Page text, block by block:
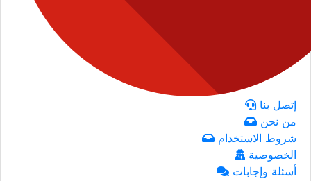
إتصل بنا
من نحن
شروط الاستخدام
الخصوصية
أسئلة وإجابات